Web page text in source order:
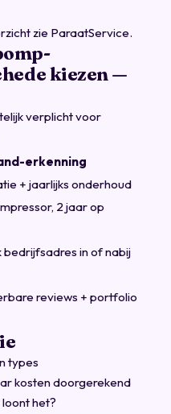
zie ParaatService.
kiezen —
verplicht voor
erkenning
+ jaarlijks onderhoud
2 jaar op
in of nabij
reviews + portfolio
types
kosten doorgerekend
het?